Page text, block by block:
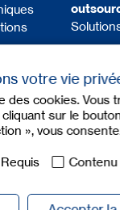
votre vie
des cookies. Vous
sur le
», vous
Requis